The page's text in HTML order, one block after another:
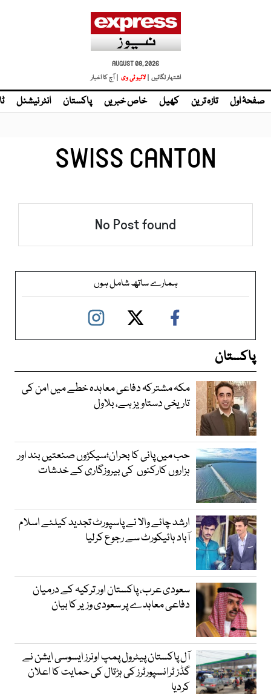
AUGUST 08, 2026
اشتہار لگائیں | لائیو ٹی وی | آج کا اخبار
صفحۂ اول تازہ ترین کھیل خاص خبریں پاکستان انٹر نیشنل
SWISS CANTON
No Post found
ہمارے ساتھ شامل ہوں
پاکستان
مکہ مشترکہ دفاعی معاہدہ خطے میں امن کی
تاریخی دستاویز ہے، بلاول
حب میں پانی کا بحران؛سیکڑوں صنعتیں بند اور
ہزاروں کارکنوں کی بیروزگاری کے خدشات
ارشد چائے والا نے پاسپورٹ تجدید کیلئے اسلام
آباد ہائیکورٹ سے رجوع کرلیا
سعودی عرب، پاکستان اور ترکیہ کے درمیان
دفاعی معاہدے پر سعودی وزیر کا بیان
آل پاکستان پیٹرول پمپ اونرز ایسوسی ایشن نے
گڈز ٹرانسپورٹرز کی ہڑتال کی حمایت کا اعلان
کردیا